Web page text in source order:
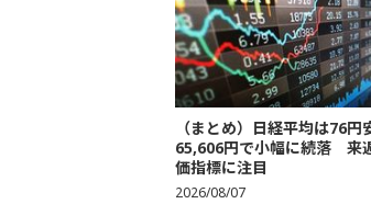
（まとめ）日経平均は76円
65,606円で小幅に続落 来
価指標に注目
2026/08/07